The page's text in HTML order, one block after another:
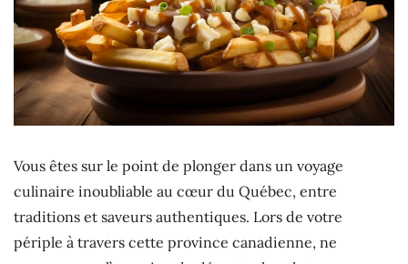
Vous êtes sur le point de plonger dans un voyage
culinaire inoubliable au cœur du Québec, entre
traditions et saveurs authentiques. Lors de votre
périple à travers cette province canadienne, ne